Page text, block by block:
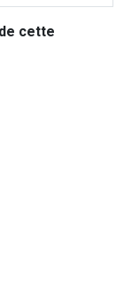
cette